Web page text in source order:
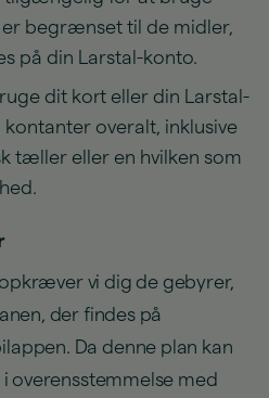
begrænset til de midler,
på din Larstal-konto.
dit kort eller din Larstal-
kontanter overalt, inklusive
tæller eller en hvilken som
opkræver vi dig de gebyrer,
der findes på
Da denne plan kan
overensstemmelse med